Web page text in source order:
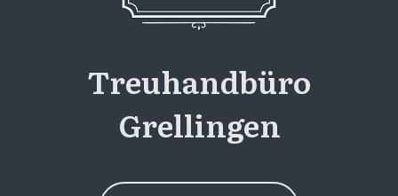
Treuhandbüro
Grellingen